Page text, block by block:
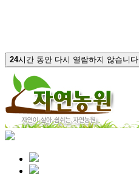
24시간 동안 다시 열람하지 않습니다.